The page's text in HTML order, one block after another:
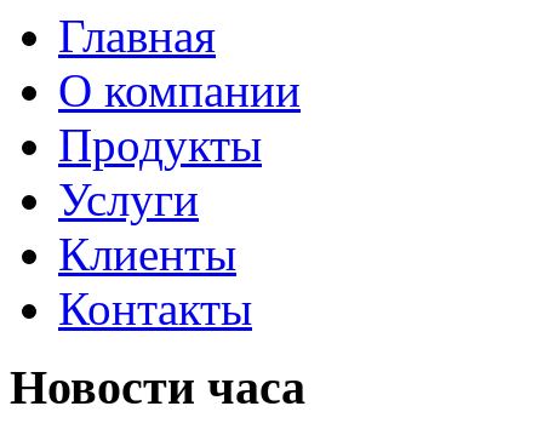
Главная
О компании
Продукты
Услуги
Клиенты
Контакты
Новости часа